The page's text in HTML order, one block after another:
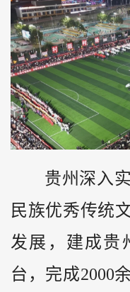
贵州深入
民族优秀传统
发展，建成贵
台，完成2000